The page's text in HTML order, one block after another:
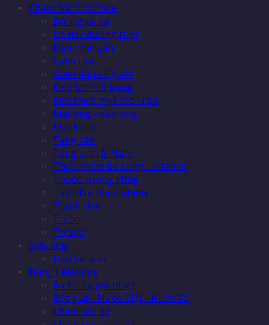
Chăm Sóc Sức Khỏe
Bôi ngoài da
Dạ dày đường ruột
Dầu Thái Lan
Giảm cân
Giảm đau - Hạ sốt
Kem tan mỡ bụng
Kích thích mọc tóc - râu
Mật ong - Keo ong
Phụ khoa
Tăng cân
Tăng sinh lý Nam
Thực phẩm bổ sung - Vitamin
Thuốc xương khớp
Tinh dầu thiên nhiên
Tránh thai
Trị ho
Trị sẹo
Giày dép
Dép Sensini
Hàng tiêu dùng
Bình - Ly giữ nhiệt
Bột giặt - Nước Giặt - Nước Xả
Chăm sóc bé